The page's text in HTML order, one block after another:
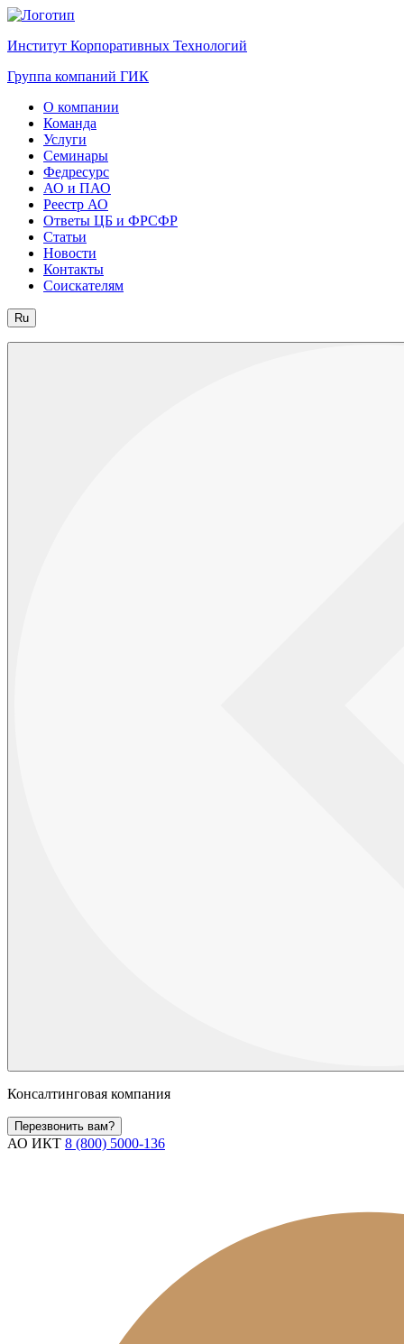
Институт Корпоративных Технологий
Группа компаний ГИК
О компании
Команда
Услуги
Семинары
Федресурс
АО и ПАО
Реестр АО
Ответы ЦБ и ФРСФР
Статьи
Новости
Контакты
Соискателям
Ru
Консалтинговая компания
Перезвонить вам?
АО ИКТ 8 (800) 5000-136